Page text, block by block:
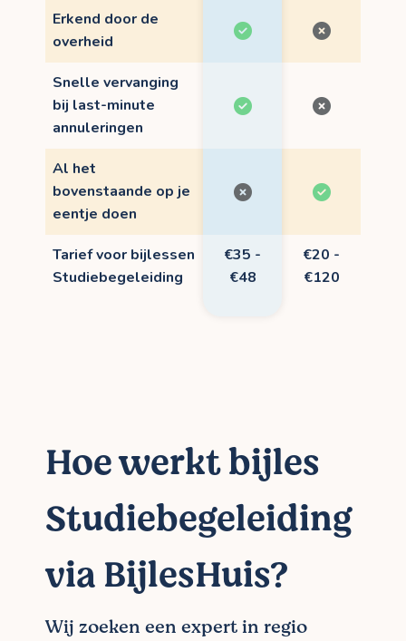
Erkend door de
overheid
Snelle vervanging
bij last-minute
annuleringen
Al het
bovenstaande op je
eentje doen
Tarief voor bijlessen
Studiebegeleiding
€35 -
€48
€20 -
€120
Hoe werkt bijles
Studiebegeleiding
via BijlesHuis?
Wij zoeken een expert in regio